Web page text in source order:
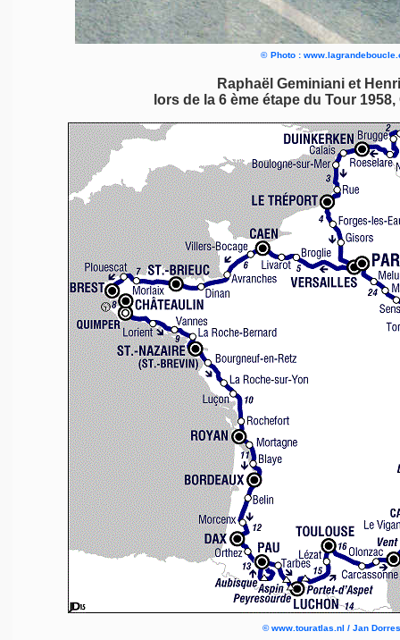
© Photo :
Raphaël Geminiani et
lors de la 6 ème étape du Tour
©www.touratlas.nl / Jan